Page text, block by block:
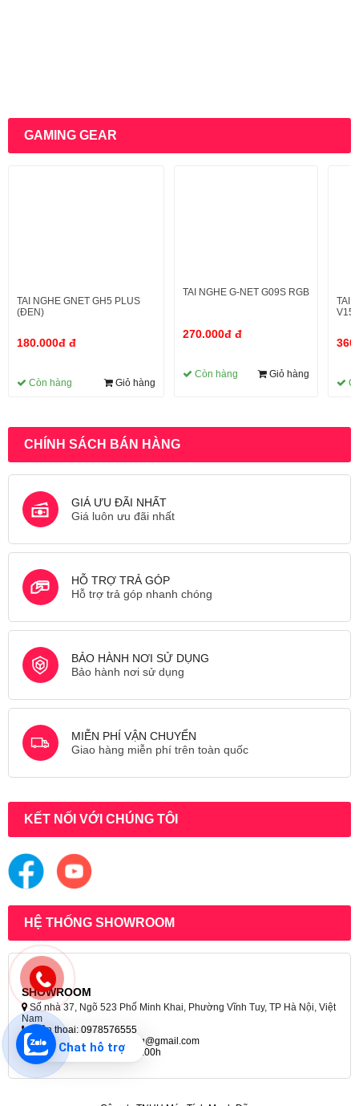
GAMING GEAR
TAI NGHE GNET GH5 PLUS
(ĐEN)
180.000đ đ
Còn hàng Giỏ hàng
TAI NGHE G-NET G09S RGB
270.000đ đ
Còn hàng Giỏ hàng
TAI
V15
CHÍNH SÁCH BÁN HÀNG
GIÁ ƯU ĐÃI NHẤT
Giá luôn ưu đãi nhất
HỖ TRỢ TRẢ GÓP
Hỗ trợ trả góp nhanh chóng
BẢO HÀNH NƠI SỬ DỤNG
Bảo hành nơi sử dụng
MIỄN PHÍ VẬN CHUYỂN
Giao hàng miễn phí trên toàn quốc
KẾT NỐI VỚI CHÚNG TÔI
HỆ THỐNG SHOWROOM
SHOWROOM
Số nhà 37, Ngõ 523 Phố Minh Khai, Phường Vĩnh Tuy, TP Hà Nội, Việt
Nam
Điện thoại: 0978576555
Email: Maytinhmanhdung@gmail.com
Giờ mở cửa từ 8h đến 19:00h
Chat hỗ trợ